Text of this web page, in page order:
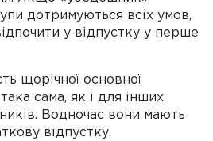
дотримуються всіх умов,
у відпустку у перше
щорічної основної
сама, як і для інших
Водночас вони мають
відпустку.